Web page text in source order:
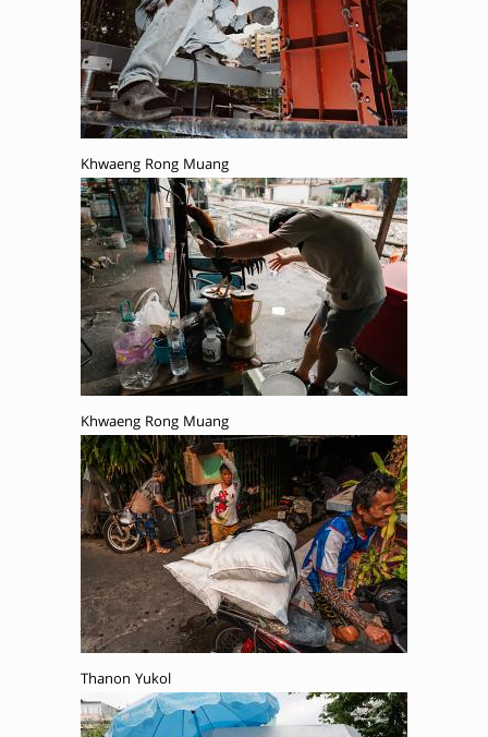
Khwaeng Rong Muang
Khwaeng Rong Muang
Thanon Yukol